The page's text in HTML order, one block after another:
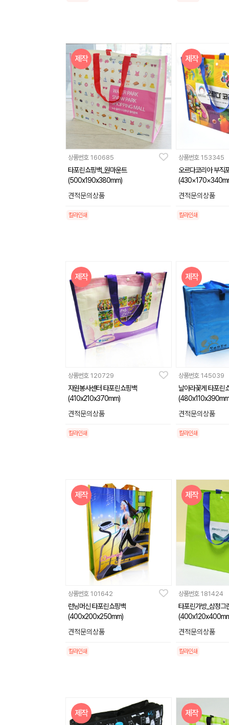
제작
상품번호 160685
타포린쇼핑백_원마운트
(500x190x380mm)
견적문의상품
칼라인쇄
제작
상품번호 153345
오르다코리아 부직
견적문의상품
칼라인쇄
제작
상품번호 120729
자원봉사센터 타포린쇼핑백
(410x210x370mm)
견적문의상품
칼라인쇄
제작
상품번호 145039
날아라꽃게 타포린
견적문의상품
칼라인쇄
제작
상품번호 101642
런닝머신 타포린쇼핑백
(400x200x250mm)
견적문의상품
칼라인쇄
제작
상품번호 181424
타포린가방_삼정그
견적문의상품
칼라인쇄
제작 제작